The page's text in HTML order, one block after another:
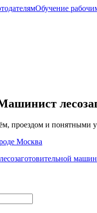
Обучение
проездом и понятными
Москва